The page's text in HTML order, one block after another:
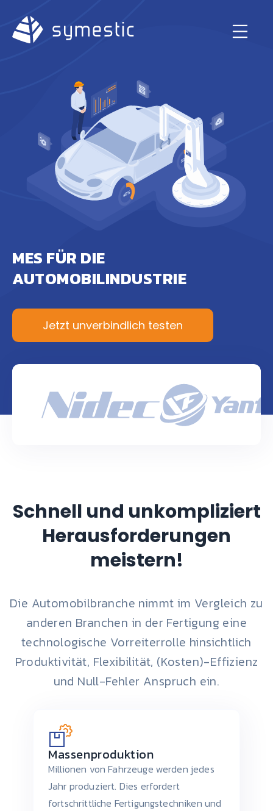
MES FÜR DIE
AUTOMOBILINDUSTRIE
Jetzt unverbindlich testen
Schnell und unkompliziert
Herausforderungen
meistern!
Die Automobilbranche nimmt im Vergleich zu
anderen Branchen in der Fertigung eine
technologische Vorreiterrolle hinsichtlich
Produktivität, Flexibilität, (Kosten)-Effizienz
und Null-Fehler Anspruch ein.
Massenproduktion
Millionen von Fahrzeuge werden jedes
Jahr produziert. Dies erfordert
fortschrittliche Fertigungstechniken und